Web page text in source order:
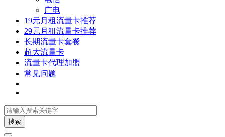
广电
19元月租流量卡推荐
29元月租流量卡推荐
长期流量卡套餐
超大流量卡
流量卡代理加盟
常见问题
搜索